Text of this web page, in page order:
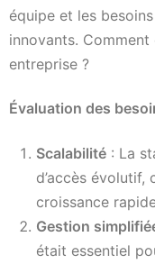
équipe et les
innovants. Comment
entreprise ?
Évaluation des
Scalabilité : La
d’accès évolutif,
croissance
Gestion
était essentiel